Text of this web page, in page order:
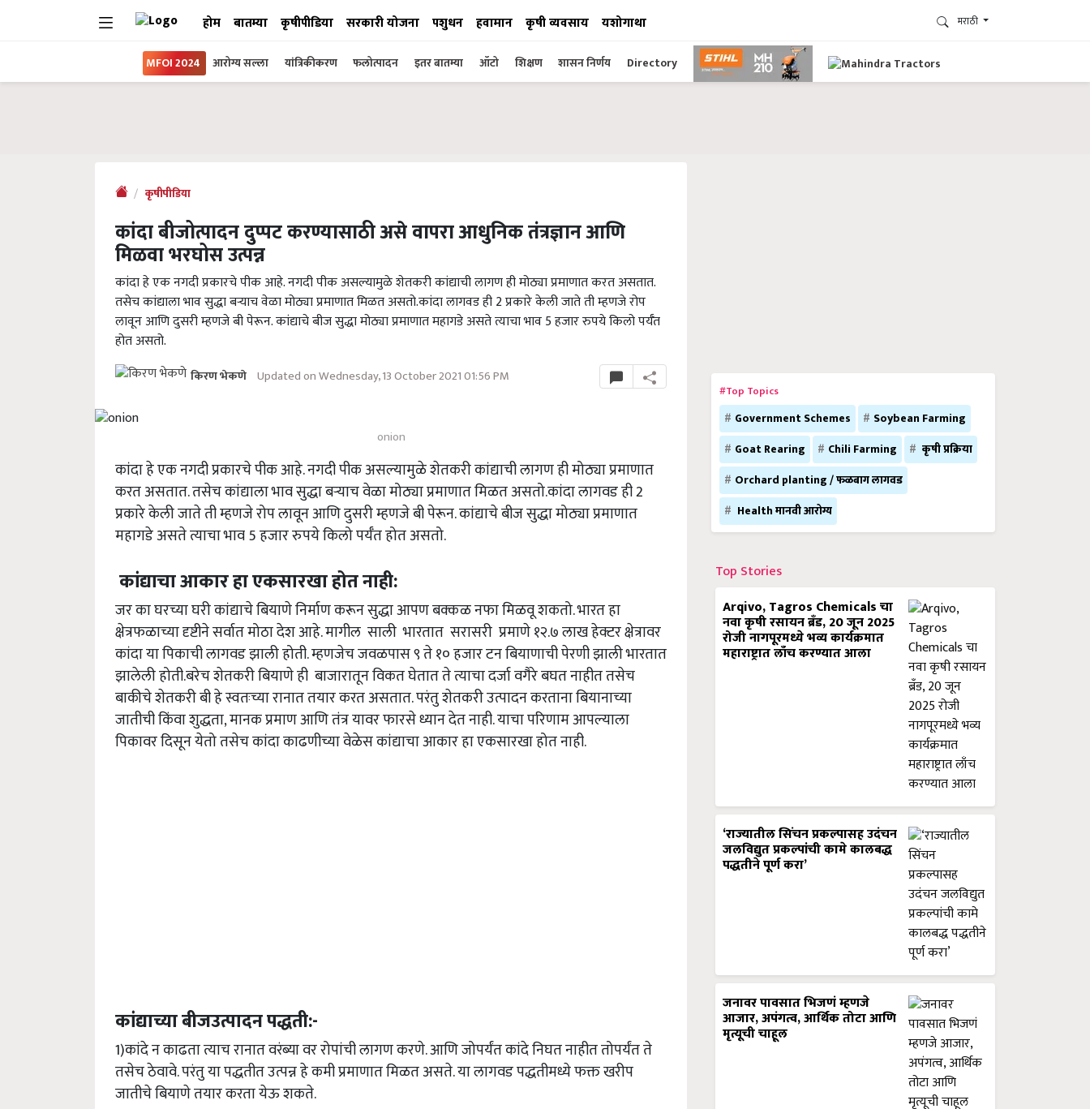
होम बातम्या कृषीपीडिया सरकारी योजना पशुधन हवामान कृषी व्यवसाय यशोगाथा मराठी
MFOI 2024 आरोग्य सल्ला यांत्रिकीकरण फलोत्पादन इतर बातम्या ऑटो शिक्षण शासन निर्णय Directory
कृषीपीडिया
कांदा बीजोत्पादन दुप्पट करण्यासाठी असे वापरा आधुनिक तंत्रज्ञान आणि
मिळवा भरघोस उत्पन्न
कांदा हे एक नगदी प्रकारचे पीक आहे. नगदी पीक असल्यामुळे शेतकरी कांद्याची लागण ही मोठ्या प्रमाणात करत असतात.
तसेच कांद्याला भाव सुद्धा बऱ्याच वेळा मोठ्या प्रमाणात मिळत असतो.कांदा लागवड ही 2 प्रकारे केली जाते ती म्हणजे रोप
लावून आणि दुसरी म्हणजे बी पेरून. कांद्याचे बीज सुद्धा मोठ्या प्रमाणात महागडे असते त्याचा भाव 5 हजार रुपये किलो पर्यँत
होत असतो.
किरण भेकणे Updated on Wednesday, 13 October 2021 01:56 PM
onion
कांदा हे एक नगदी प्रकारचे पीक आहे. नगदी पीक असल्यामुळे शेतकरी कांद्याची लागण ही मोठ्या प्रमाणात
करत असतात. तसेच कांद्याला भाव सुद्धा बऱ्याच वेळा मोठ्या प्रमाणात मिळत असतो.कांदा लागवड ही 2
प्रकारे केली जाते ती म्हणजे रोप लावून आणि दुसरी म्हणजे बी पेरून. कांद्याचे बीज सुद्धा मोठ्या प्रमाणात
महागडे असते त्याचा भाव 5 हजार रुपये किलो पर्यँत होत असतो.
कांद्याचा आकार हा एकसारखा होत नाही:
जर का घरच्या घरी कांद्याचे बियाणे निर्माण करून सुद्धा आपण बक्कळ नफा मिळवू शकतो. भारत हा
क्षेत्रफळाच्या दृष्टीने सर्वात मोठा देश आहे. मागील साली भारतात सरासरी प्रमाणे १२.७ लाख हेक्टर क्षेत्रावर
कांदा या पिकाची लागवड झाली होती. म्हणजेच जवळपास ९ ते १० हजार टन बियाणाची पेरणी झाली भारतात
झालेली होती.बरेच शेतकरी बियाणे ही बाजारातून विकत घेतात ते त्याचा दर्जा वगैरे बघत नाहीत तसेच
बाकीचे शेतकरी बी हे स्वतःच्या रानात तयार करत असतात. परंतु शेतकरी उत्पादन करताना बियानाच्या
जातीची किंवा शुद्धता, मानक प्रमाण आणि तंत्र यावर फारसे ध्यान देत नाही. याचा परिणाम आपल्याला
पिकावर दिसून येतो तसेच कांदा काढणीच्या वेळेस कांद्याचा आकार हा एकसारखा होत नाही.
कांद्याच्या बीजउत्पादन पद्धती:-
1)कांदे न काढता त्याच रानात वरंब्या वर रोपांची लागण करणे. आणि जोपर्यंत कांदे निघत नाहीत तोपर्यंत ते
तसेच ठेवावे. परंतु या पद्धतीत उत्पन्न हे कमी प्रमाणात मिळत असते. या लागवड पद्धतीमध्ये फक्त खरीप
जातीचे बियाणे तयार करता येऊ शकते.
#Top Topics
Government Schemes
Soybean Farming
Goat Rearing
Chili Farming
कृषी प्रक्रिया
Orchard planting / फळबाग लागवड
Health मानवी आरोग्य
Top Stories
Arqivo, Tagros Chemicals चा
नवा कृषी रसायन ब्रँड, 20 जून 2025
रोजी नागपूरमध्ये भव्य कार्यक्रमात
महाराष्ट्रात लाँच करण्यात आला
‘राज्यातील सिंचन प्रकल्पासह उदंचन
जलविद्युत प्रकल्पांची कामे कालबद्ध
पद्धतीने पूर्ण करा’
जनावर पावसात भिजणं म्हणजे
आजार, अपंगत्व, आर्थिक तोटा आणि
मृत्यूची चाहूल